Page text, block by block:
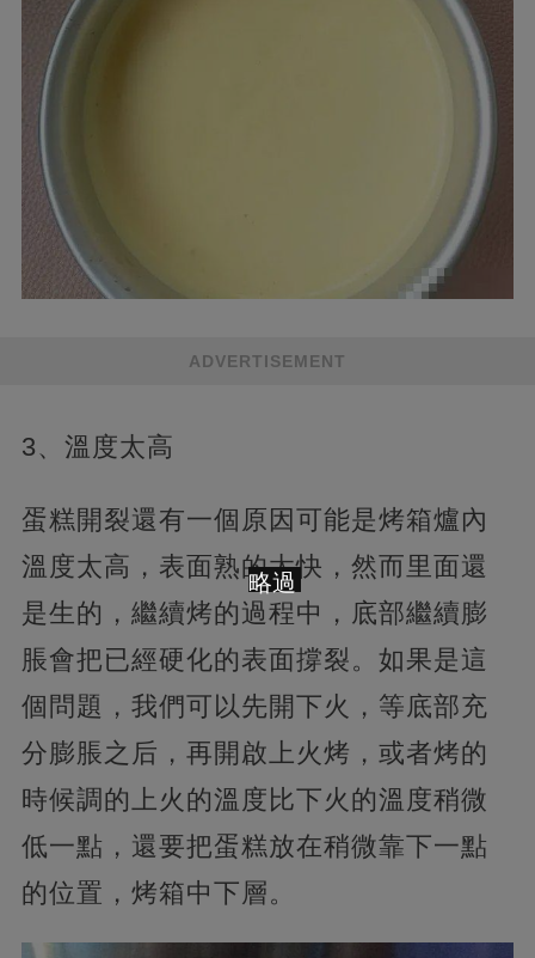
ADVERTISEMENT
3、溫度太高
蛋糕開裂還有一個原因可能是烤箱爐內
溫度太高，表面熟的太快，然而里面還
是生的，繼續烤的過程中，底部繼續膨
脹會把已經硬化的表面撐裂。如果是這
個問題，我們可以先開下火，等底部充
分膨脹之后，再開啟上火烤，或者烤的
時候調的上火的溫度比下火的溫度稍微
低一點，還要把蛋糕放在稍微靠下一點
的位置，烤箱中下層。
略過